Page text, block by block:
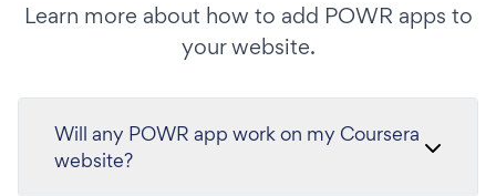
Learn more about how to add POWR apps to
your website.
Will any POWR app work on my Coursera
website?